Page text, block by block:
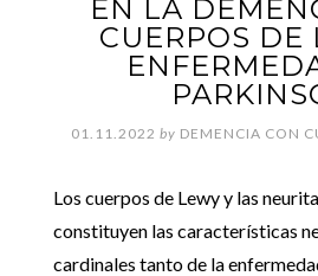
EN LA
CUERPOS DE
01.11.2022 by DEMENCIA CON
Los cuerpos de Lewy y las
constituyen las características
cardinales tanto de la